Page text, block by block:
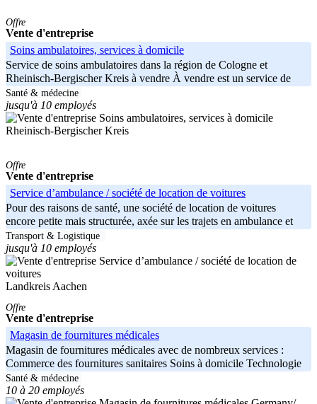
Offre
Vente d'entreprise
Soins ambulatoires, services à domicile
Service de soins ambulatoires dans la région de Cologne et
Rheinisch-Bergischer Kreis à vendre À vendre est un service de
soins
Santé & médecine
jusqu'à 10 employés
Rheinisch-Bergischer Kreis
Offre
Vente d'entreprise
Service d’ambulance / société de location de voitures
Pour des raisons de santé, une société de location de voitures
encore petite mais structurée, axée sur les trajets en ambulance et
une
Transport & Logistique
jusqu'à 10 employés
Landkreis Aachen
Offre
Vente d'entreprise
Magasin de fournitures médicales
Magasin de fournitures médicales avec de nombreux services :
Commerce des fournitures sanitaires Soins à domicile Technologie
de
Santé & médecine
10 à 20 employés